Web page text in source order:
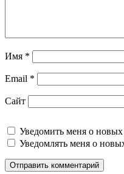
Имя *
Email *
Сайт
Уведомить меня о
Уведомлять меня о